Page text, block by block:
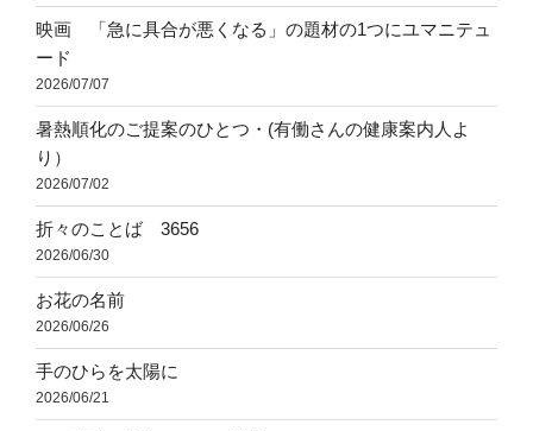
映画 「急に具合が悪くなる」の題材の1つにユマニテュ
ード
2026/07/07
暑熱順化のご提案のひとつ・(有働さんの健康案内人よ
り）
2026/07/02
折々のことば 3656
2026/06/30
お花の名前
2026/06/26
手のひらを太陽に
2026/06/21